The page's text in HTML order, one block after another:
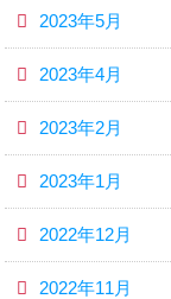
2023年5月
2023年4月
2023年2月
2023年1月
2022年12月
2022年11月